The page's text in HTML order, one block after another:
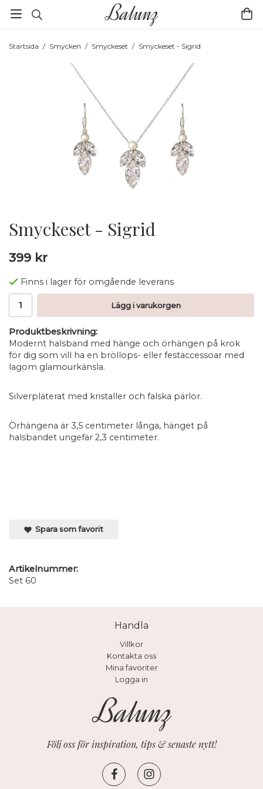
Startsida / Smycken / Smyckeset / Smyckeset - Sigrid
Smyckeset - Sigrid
399 kr
Finns i lager för omgående leverans
Lägg i varukorgen
Produktbeskrivning:
Modernt halsband med hänge och örhängen på krok
för dig som vill ha en bröllops- eller festaccessoar med
lagom glamourkänsla.
Silverpläterat med kristaller och falska pärlor.
Örhängena är 3,5 centimeter långa, hänget på
halsbandet ungefär 2,3 centimeter.
Spara som favorit
Artikelnummer:
Set 60
Handla
Villkor
Kontakta oss
Mina favoriter
Logga in
Följ oss för inspiration, tips & senaste nytt!